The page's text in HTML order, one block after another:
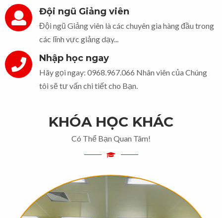
Đội ngũ Giảng viên
Đội ngũ Giảng viên là các chuyên gia hàng đầu trong
các lĩnh vực giảng dạy...
Nhập học ngay
Hãy gọi ngay: 0968.967.066 Nhân viên của Chúng
tôi sẽ tư vấn chi tiết cho Bạn.
KHÓA HỌC KHÁC
Có Thể Bạn Quan Tâm!